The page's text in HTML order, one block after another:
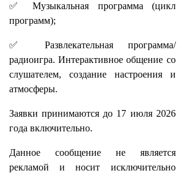
✅ Музыкальная программа (цикл
программ);
✅ Развлекательная программа/
радиоигра. Интерактивное общение со
слушателем, создание настроения и
атмосферы.​​​​​​​
​​​​​​​Заявки принимаются до 17 июля 2026
года включительно.
Данное сообщение не является
рекламой и носит исключительно